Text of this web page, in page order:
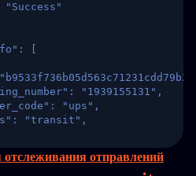
"Success"
[
"1939155131",
"ups",
"transit",
2,
отправлений